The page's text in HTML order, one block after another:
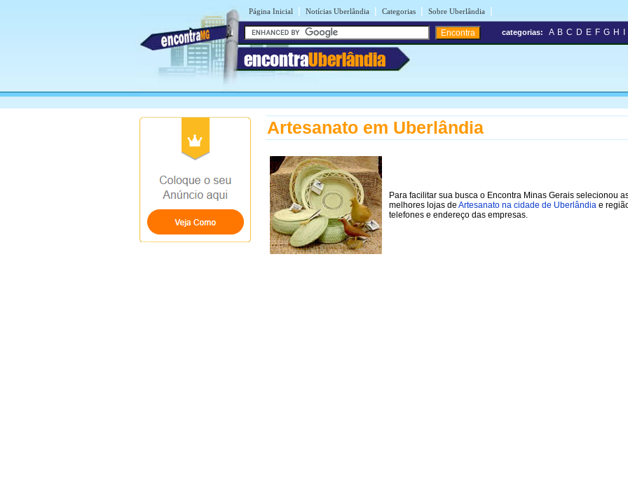
Página Inicial | Notícias Uberlândia | Categorias | Sobre Uberlândia |
encontraUberlândia
categorias: A B C D E F G H
Artesanato em Uberlândia
Para facilitar sua busca o Encontra Minas Gerais selecionou
melhores lojas de Artesanato na cidade de Uberlândia e
telefones e endereço das empresas.